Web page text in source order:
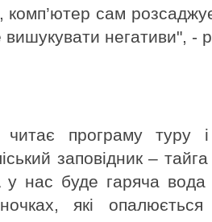
комп’ютер сам
негативи", -
програму туру
заповідник –
у нас буде гаряча
які